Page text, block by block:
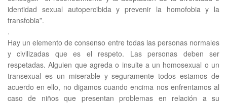
identidad sexual autopercibida y prevenir la homofobia y la
transfobia”.
.
Hay un elemento de consenso entre todas las personas normales
y civilizadas que es el respeto. Las personas deben ser
respetadas. Alguien que agreda o insulte a un homosexual o un
transexual es un miserable y seguramente todos estamos de
acuerdo en ello, no digamos cuando encima nos enfrentamos al
caso de niños que presentan problemas en relación a su